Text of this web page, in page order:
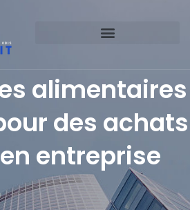
alimentaires
des achats
entreprise